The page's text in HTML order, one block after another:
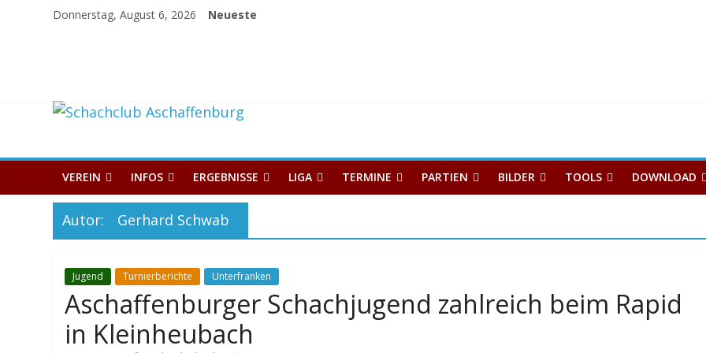
Donnerstag, August 6, 2026 Neueste
Schachclub
Aschaffenburg
VEREIN INFOS ERGEBNISSE LIGA TERMINE PARTIEN BILDER TOOLS DOWNLOAD
Autor: Gerhard Schwab
Jugend Turnierberichte Unterfranken
Aschaffenburger Schachjugend zahlreich beim Rapid
in Kleinheubach